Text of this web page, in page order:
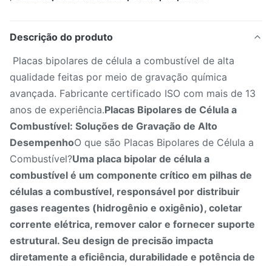
Descrição do produto
Placas bipolares de célula a combustível de alta
qualidade feitas por meio de gravação química
avançada. Fabricante certificado ISO com mais de 13
anos de experiência.Placas Bipolares de Célula a
Combustível: Soluções de Gravação de Alto
DesempenhoO que são Placas Bipolares de Célula a
Combustível?Uma placa bipolar de célula a
combustível é um componente crítico em pilhas de
células a combustível, responsável por distribuir
gases reagentes (hidrogênio e oxigênio), coletar
corrente elétrica, remover calor e fornecer suporte
estrutural. Seu design de precisão impacta
diretamente a eficiência, durabilidade e potência de